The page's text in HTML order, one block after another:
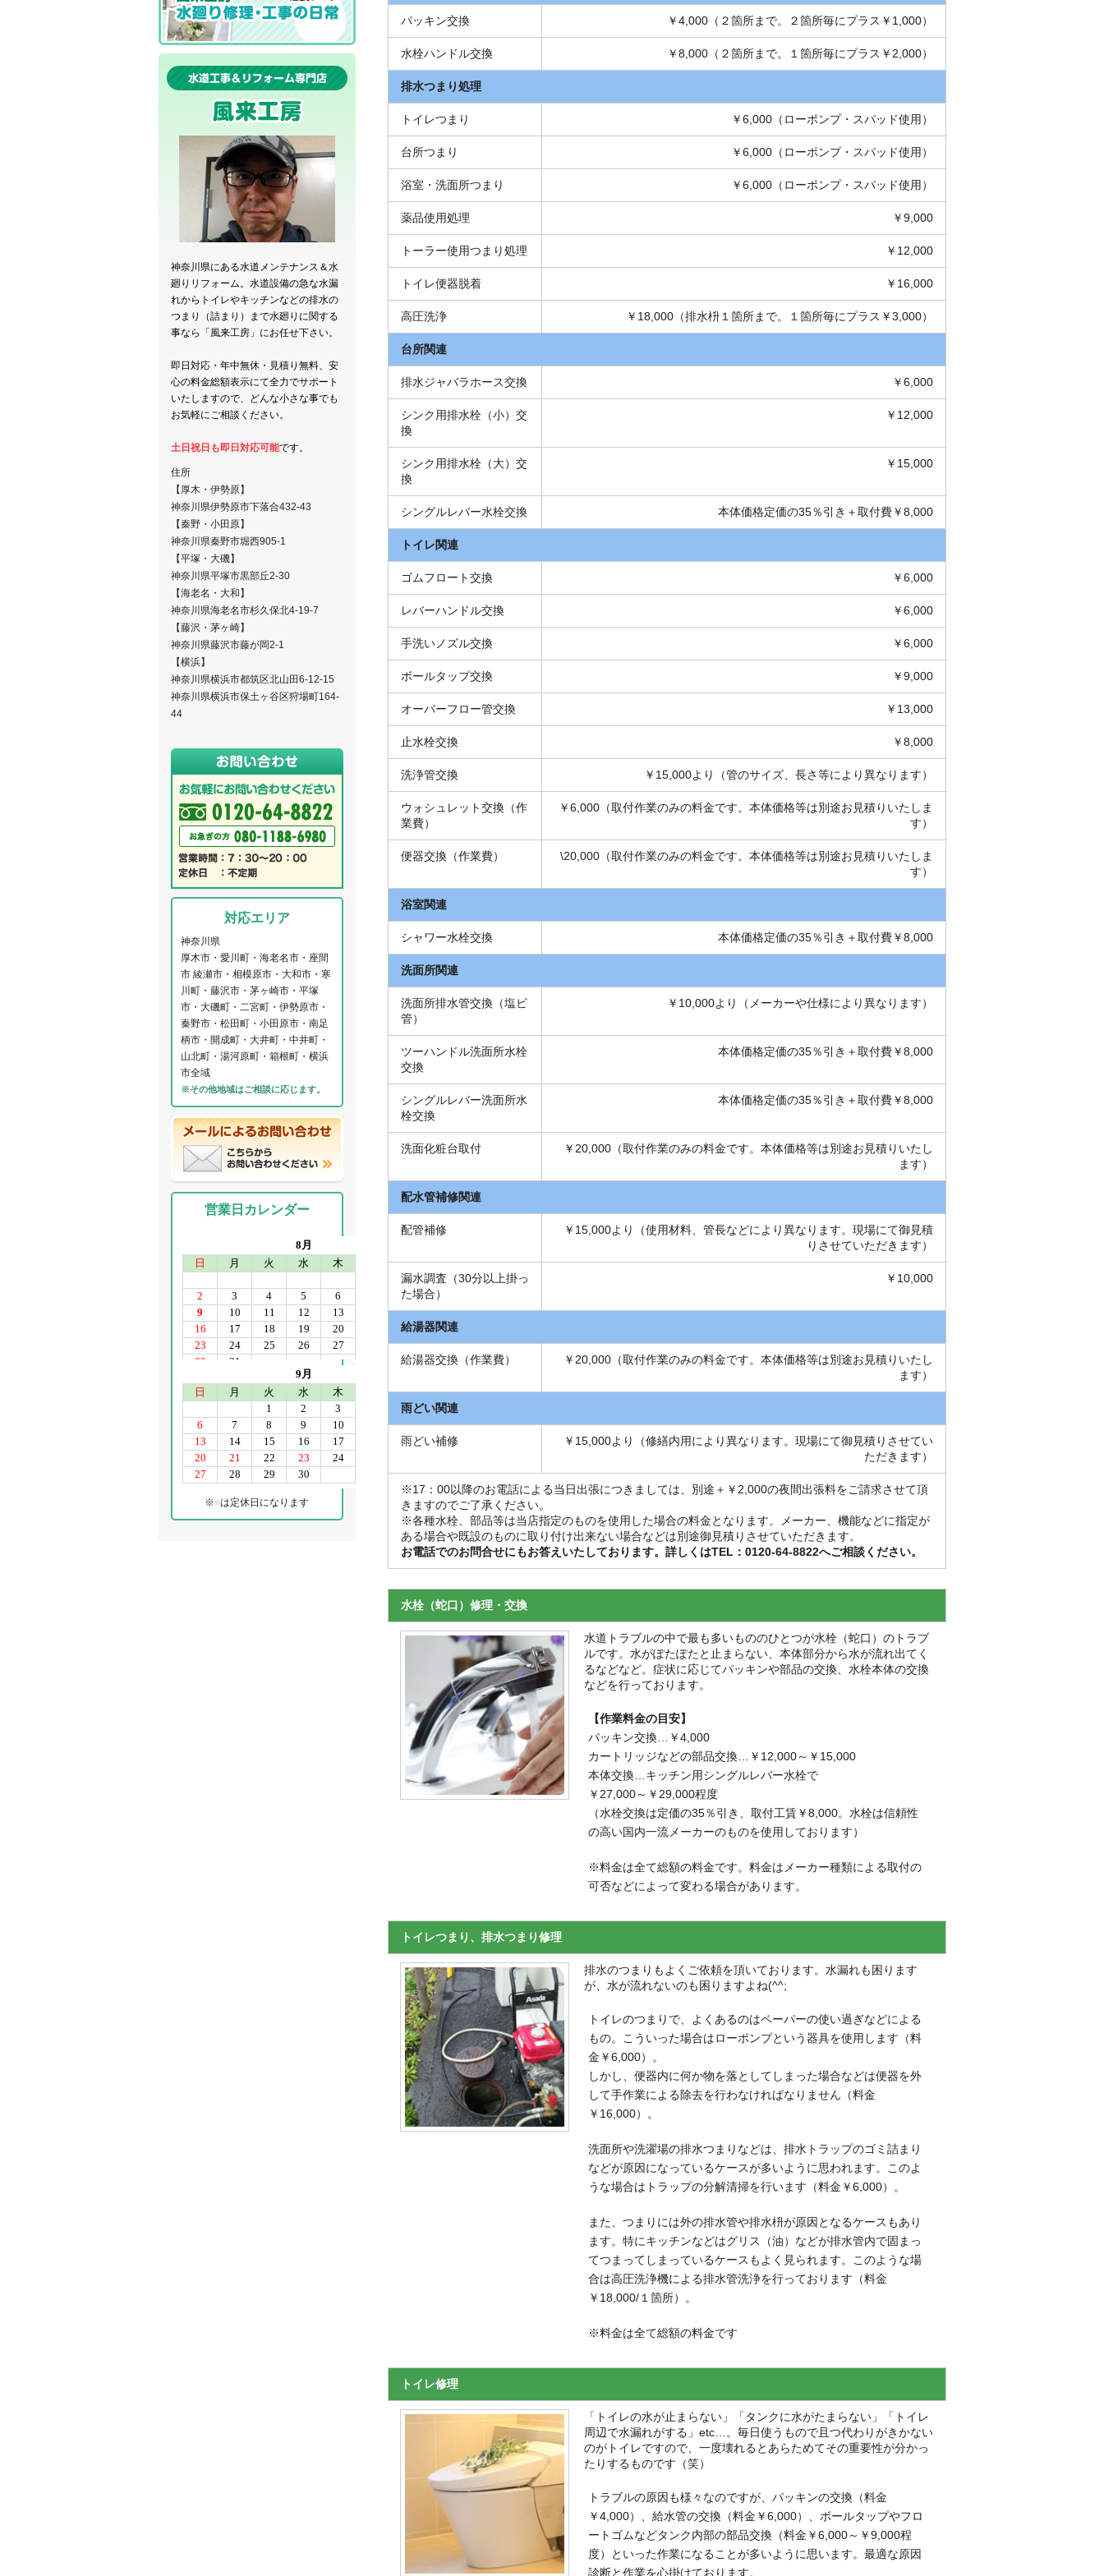
パッキン交換 ￥4,000（２箇所まで。２箇所毎にプラス￥1,000）
水栓ハンドル交換 ￥8,000（２箇所まで。１箇所毎にプラス￥2,000）
排水つまり処理
トイレつまり ￥6,000（ローポンプ・スパッド使用）
台所つまり ￥6,000（ローポンプ・スパッド使用）
浴室・洗面所つまり ￥6,000（ローポンプ・スパッド使用）
薬品使用処理 ￥9,000
トーラー使用つまり処理 ￥12,000
トイレ便器脱着 ￥16,000
高圧洗浄 ￥18,000（排水枡１箇所まで。１箇所毎にプラス￥3,000）
台所関連
排水ジャバラホース交換 ￥6,000
シンク用排水栓（小）交
換
￥12,000
シンク用排水栓（大）交
換
￥15,000
シングルレバー水栓交換 本体価格定価の35％引き＋取付費￥8,000
トイレ関連
ゴムフロート交換 ￥6,000
レバーハンドル交換 ￥6,000
手洗いノズル交換 ￥6,000
ボールタップ交換 ￥9,000
オーバーフロー管交換 ￥13,000
止水栓交換 ￥8,000
洗浄管交換 ￥15,000より（管のサイズ、長さ等により異なります）
ウォシュレット交換（作
業費）
￥6,000（取付作業のみの料金です。本体価格等は別途お見積りいたしま
す）
便器交換（作業費）
\20,000（取付作業のみの料金です。本体価格等は別途お見積りいたしま
す）
浴室関連
シャワー水栓交換 本体価格定価の35％引き＋取付費￥8,000
洗面所関連
洗面所排水管交換（塩ビ
管）
￥10,000より（メーカーや仕様により異なります）
ツーハンドル洗面所水栓
交換
本体価格定価の35％引き＋取付費￥8,000
シングルレバー洗面所水
栓交換
本体価格定価の35％引き＋取付費￥8,000
洗面化粧台取付
￥20,000（取付作業のみの料金です。本体価格等は別途お見積りいたし
ます）
配水管補修関連
配管補修
￥15,000より（使用材料、管長などにより異なります。現場にて御見積
りさせていただきます）
漏水調査（30分以上掛っ
た場合）
￥10,000
給湯器関連
給湯器交換（作業費）
￥20,000（取付作業のみの料金です。本体価格等は別途お見積りいたし
ます）
雨どい関連
雨どい補修
￥15,000より（修繕内用により異なります。現場にて御見積りさせてい
ただきます）
※17：00以降のお電話による当日出張につきましては、別途＋￥2,000の夜間出張料をご請求させて頂
きますのでご了承ください。
※各種水栓、部品等は当店指定のものを使用した場合の料金となります。メーカー、機能などに指定が
ある場合や既設のものに取り付け出来ない場合などは別途御見積りさせていただきます。
お電話でのお問合せにもお答えいたしております。詳しくはTEL：0120-64-8822へご相談ください。
水栓（蛇口）修理・交換
水道トラブルの中で最も多いもののひとつが水栓（蛇口）のトラブ
ルです。水がぽたぽたと止まらない、本体部分から水が流れ出てく
るなどなど。症状に応じてパッキンや部品の交換、水栓本体の交換
などを行っております。
【作業料金の目安】
パッキン交換…￥4,000
カートリッジなどの部品交換…￥12,000～￥15,000
本体交換…キッチン用シングルレバー水栓で
￥27,000～￥29,000程度
（水栓交換は定価の35％引き、取付工賃￥8,000。水栓は信頼性
の高い国内一流メーカーのものを使用しております）
※料金は全て総額の料金です。料金はメーカー種類による取付の
可否などによって変わる場合があります。
トイレつまり、排水つまり修理
排水のつまりもよくご依頼を頂いております。水漏れも困ります
が、水が流れないのも困りますよね(^^;
トイレのつまりで、よくあるのはペーパーの使い過ぎなどによる
もの。こういった場合はローポンプという器具を使用します（料
金￥6,000）。
しかし、便器内に何か物を落としてしまった場合などは便器を外
して手作業による除去を行わなければなりません（料金
￥16,000）。
洗面所や洗濯場の排水つまりなどは、排水トラップのゴミ詰まり
などが原因になっているケースが多いように思われます。このよ
うな場合はトラップの分解清掃を行います（料金￥6,000）。
また、つまりには外の排水管や排水枡が原因となるケースもあり
ます。特にキッチンなどはグリス（油）などが排水管内で固まっ
てつまってしまっているケースもよく見られます。このような場
合は高圧洗浄機による排水管洗浄を行っております（料金
￥18,000/１箇所）。
※料金は全て総額の料金です
トイレ修理
「トイレの水が止まらない」「タンクに水がたまらない」「トイレ
周辺で水漏れがする」etc…。毎日使うもので且つ代わりがきかない
のがトイレですので、一度壊れるとあらためてその重要性が分かっ
たりするものです（笑）
トラブルの原因も様々なのですが、パッキンの交換（料金
￥4,000）、給水管の交換（料金￥6,000）、ボールタップやフロ
ートゴムなどタンク内部の部品交換（料金￥6,000～￥9,000程
度）といった作業になることが多いように思います。最適な原因
診断と作業を心掛けております。
神奈川県にある水道メンテナンス＆水
廻りリフォーム。水道設備の急な水漏
れからトイレやキッチンなどの排水の
つまり（詰まり）まで水廻りに関する
事なら「風来工房」にお任せ下さい。
即日対応・年中無休・見積り無料、安
心の料金総額表示にて全力でサポート
いたしますので、どんな小さな事でも
お気軽にご相談ください。
土日祝日も即日対応可能です。
住所
【厚木・伊勢原】
神奈川県伊勢原市下落合432-43
【秦野・小田原】
神奈川県秦野市堀西905-1
【平塚・大磯】
神奈川県平塚市黒部丘2-30
【海老名・大和】
神奈川県海老名市杉久保北4-19-7
【藤沢・茅ヶ崎】
神奈川県藤沢市藤が岡2-1
【横浜】
神奈川県横浜市都筑区北山田6-12-15
神奈川県横浜市保土ヶ谷区狩場町164-
44
対応エリア
神奈川県
厚木市・愛川町・海老名市・座間
市 綾瀬市・相模原市・大和市・寒
川町・藤沢市・茅ヶ崎市・平塚
市・大磯町・二宮町・伊勢原市・
秦野市・松田町・小田原市・南足
柄市・開成町・大井町・中井町・
山北町・湯河原町・箱根町・横浜
市全域
※その他地域はご相談に応じます。
営業日カレンダー
※■は定休日になります